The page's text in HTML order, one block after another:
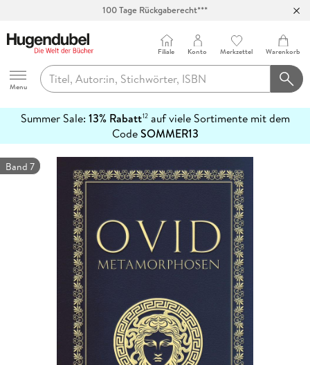
100 Tage Rückgaberecht***
Hugendubel
Menu
Filiale Konto Merkzettel Warenkorb
Summer Sale: 13% Rabatt12auf viele Sortimente mit dem
CodeSOMMER13
erfahren
Band 7